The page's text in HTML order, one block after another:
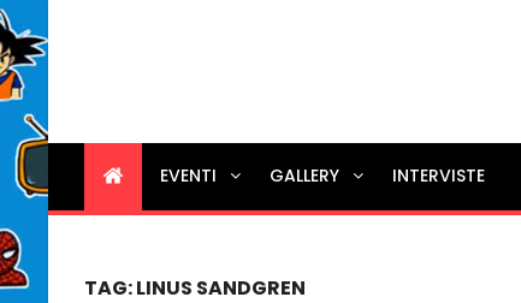
EVENTI GALLERY INTERVISTE
TAG:LINUS SANDGREN